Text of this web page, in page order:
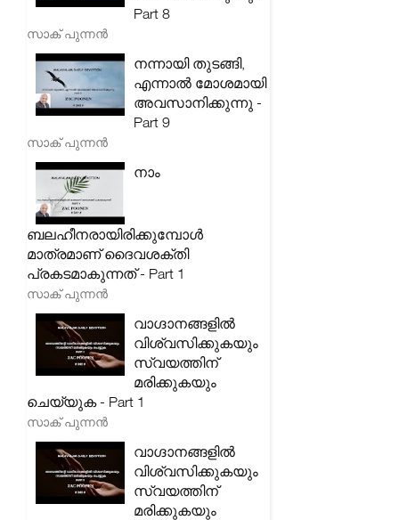
Part 8
സാക് പുന്നൻ
നന്നായി തുടങ്ങി,
എന്നാൽ മോശമായി
അവസാനിക്കുന്നു -
Part 9
സാക് പുന്നൻ
നാം
ബലഹീനരായിരിക്കുമ്പോൾ
മാത്രമാണ് ദൈവശക്തി
പ്രകടമാകുന്നത് - Part 1
സാക് പുന്നൻ
വാഗ്ദാനങ്ങളിൽ
വിശ്വസിക്കുകയും
സ്വയത്തിന്
മരിക്കുകയും
ചെയ്യുക - Part 1
സാക് പുന്നൻ
വാഗ്ദാനങ്ങളിൽ
വിശ്വസിക്കുകയും
സ്വയത്തിന്
മരിക്കുകയും